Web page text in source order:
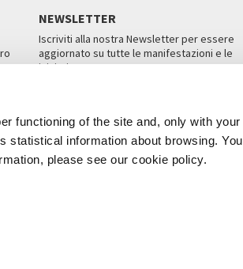
functioning of the site and, only with your
statistical information about browsing. You
please see our cookie policy.
NEWSLETTER
Iscriviti alla nostra Newsletter per essere
aggiornato su tutte le manifestazioni e le
iniziative.